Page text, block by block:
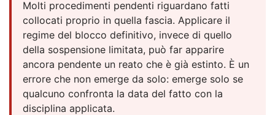
Molti procedimenti pendenti riguardano fatti
collocati proprio in quella fascia. Applicare il
regime del blocco definitivo, invece di quello
della sospensione limitata, può far apparire
ancora pendente un reato che è già estinto. È un
errore che non emerge da solo: emerge solo se
qualcuno confronta la data del fatto con la
disciplina applicata.